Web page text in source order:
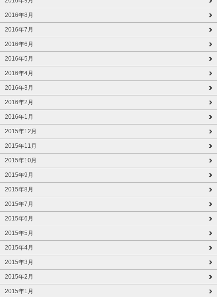
2016年8月
2016年7月
2016年6月
2016年5月
2016年4月
2016年3月
2016年2月
2016年1月
2015年12月
2015年11月
2015年10月
2015年9月
2015年8月
2015年7月
2015年6月
2015年5月
2015年4月
2015年3月
2015年2月
2015年1月